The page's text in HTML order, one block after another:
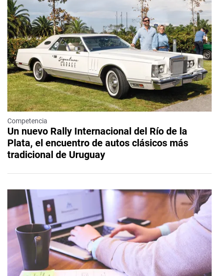
Competencia
Un nuevo Rally Internacional del Río de la
Plata, el encuentro de autos clásicos más
tradicional de Uruguay